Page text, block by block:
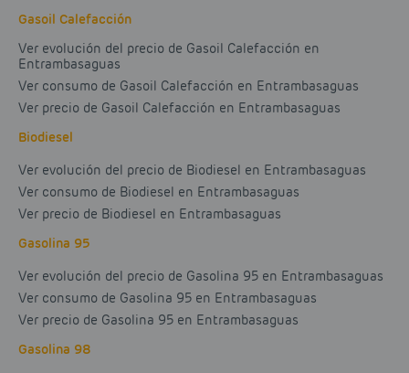
Gasoil Calefacción
Ver evolución del precio de Gasoil Calefacción en
Entrambasaguas
Ver consumo de Gasoil Calefacción en Entrambasaguas
Ver precio de Gasoil Calefacción en Entrambasaguas
Biodiesel
Ver evolución del precio de Biodiesel en Entrambasaguas
Ver consumo de Biodiesel en Entrambasaguas
Ver precio de Biodiesel en Entrambasaguas
Gasolina 95
Ver evolución del precio de Gasolina 95 en Entrambasaguas
Ver consumo de Gasolina 95 en Entrambasaguas
Ver precio de Gasolina 95 en Entrambasaguas
Gasolina 98